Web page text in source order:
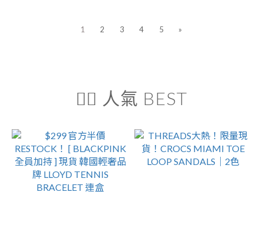
1 2 3 4 5 »
❤️‍🔥 人氣 BEST